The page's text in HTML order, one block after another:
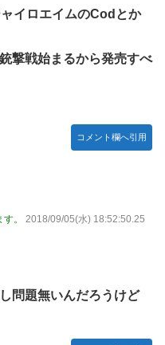
イロエイムのCodとか
撃戦始まるから発売すべ
コメント欄へ引用
。
2018/09/05(水) 18:52:50.25
問題無いんだろうけど